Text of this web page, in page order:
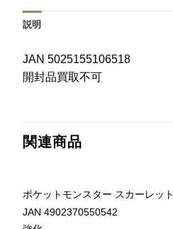
説明
JAN 5025155106518
開封品買取不可
関連商品
ポケットモンスター スカーレット
JAN 4902370550542